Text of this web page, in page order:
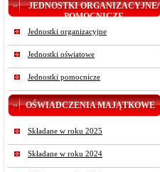
JEDNOSTKI ORGANIZACYJNE/
POMOCNICZE
Jednostki organizacyjne
Jednostki oświatowe
Jednostki pomocnicze
OŚWIADCZENIA MAJĄTKOWE
Składane w roku 2025
Składane w roku 2024